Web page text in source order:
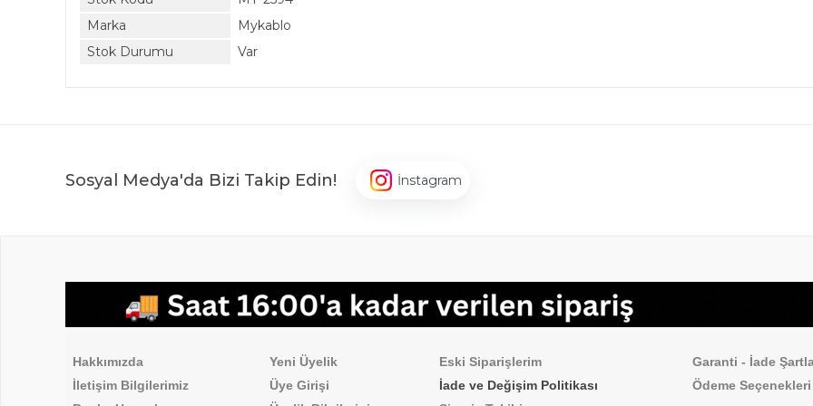
Marka
Mykablo
Stok Durumu
Var
Sosyal Medya'da Bizi Takip Edin! İnstagram
Hakkımızda Sipariş İşlemleri
Hakkımızda Yeni Üyelik Eski Siparişlerim
Garanti - İade
İletişim Bilgilerimiz
Üye Girişi İade ve Değişim Politikası Ödeme Seçenekleri